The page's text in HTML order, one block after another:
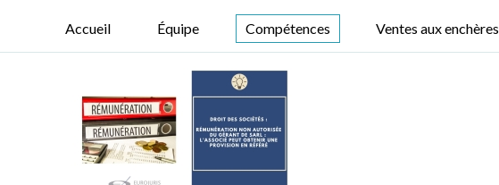
Accueil Équipe Compétences Ventes aux enchères